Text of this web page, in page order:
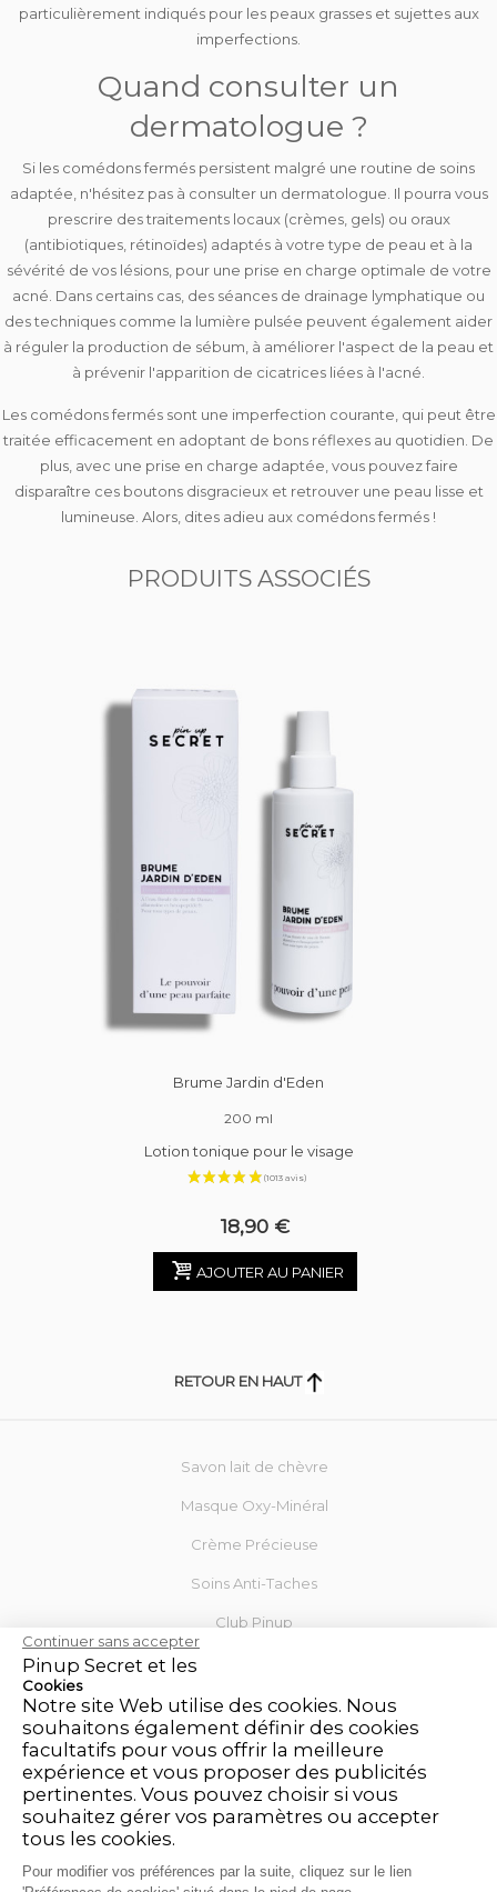
Continuer sans accepter
Pinup Secret et les
Cookies
Notre site Web utilise des cookies. Nous
souhaitons également définir des cookies
facultatifs pour vous offrir la meilleure
expérience et vous proposer des publicités
pertinentes. Vous pouvez choisir si vous
souhaitez gérer vos paramètres ou accepter
tous les cookies.
Pour modifier vos préférences par la suite, cliquez sur le lien
particulièrement indiqués pour les peaux grasses et sujettes aux
imperfections.
Quand consulter un
dermatologue ?
Si les comédons fermés persistent malgré une routine de soins
adaptée, n'hésitez pas à consulter un dermatologue . Il pourra vous
prescrire destraitements locaux(crèmes, gels) ou oraux
(antibiotiques, rétinoïdes) adaptés à votre type de peau et à la
sévérité de vos lésions, pour une prise en charge optimale de votre
acné. Dans certains cas, des séances de drainage lymphatique ou
des techniques comme la lumière pulsée peuvent également aider
à réguler la production de sébum, à améliorer l'aspect de la peau et
à prévenir l'apparition de cicatrices liées à l'acné.
Les comédons fermés sont une imperfection courante, qui peut être
traitée efficacement en adoptant de bons réflexes au quotidien. De
plus, avec une prise en charge adaptée, vous pouvez faire
disparaître ces boutons disgracieux et retrouver une peau lisse et
lumineuse. Alors, dites adieu aux comédons fermés !
PRODUITS ASSOCIÉS
Brume Jardin d'Eden
200 ml
Lotion tonique pour le visage
18,90 €
AJOUTER AU PANIER
RETOUR EN HAUT
Savon lait de chèvre
Masque Oxy-Minéral
Crème Précieuse
Soins Anti-Taches
Club Pinup
Mon Compte
Contactez-nous
Mentions légales
CGV
Politique de retour et de remboursement